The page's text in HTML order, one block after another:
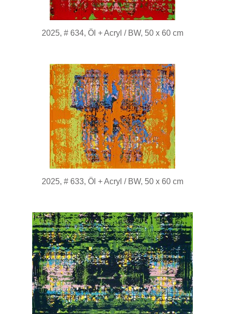
2025, # 634, Öl + Acryl / BW, 50 x 60 cm
2025, # 633, Öl + Acryl / BW, 50 x 60 cm